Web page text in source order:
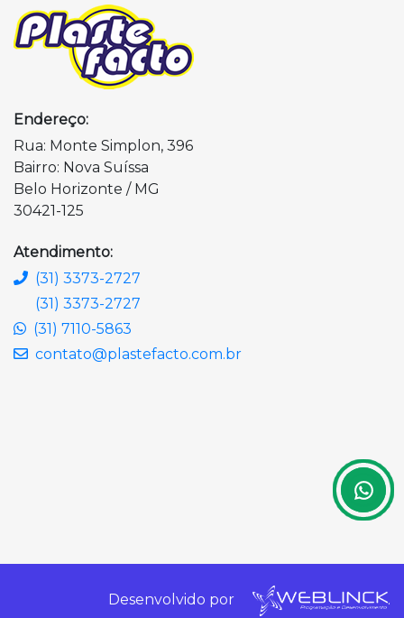
Endereço:
Rua: Monte Simplon, 396
Bairro: Nova Suíssa
Belo Horizonte / MG
30421-125
Atendimento:
(31) 3373-2727
(31) 3373-2727
(31) 7110-5863
contato@plastefacto.com.br
Desenvolvido por .